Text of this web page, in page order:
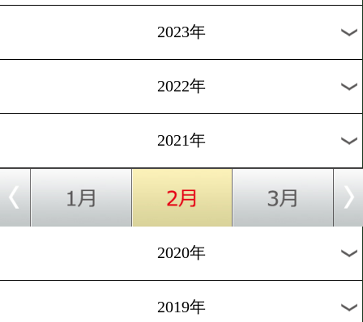
[減量&ダイエット集
美人ボクサーがお菓子ダイ
トを実現
過去のニュース